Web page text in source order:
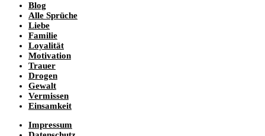
Blog
Alle Sprüche
Liebe
Familie
Loyalität
Motivation
Trauer
Drogen
Gewalt
Vermissen
Einsamkeit
Impressum